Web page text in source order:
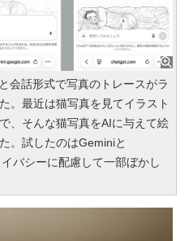
会話形式で写真のトレースがラ
。最近は猫写真を見てイラスト
、そんな猫写真をAIに与えて絵
。試したのはGeminiと
バシーに配慮して一部ぼかし